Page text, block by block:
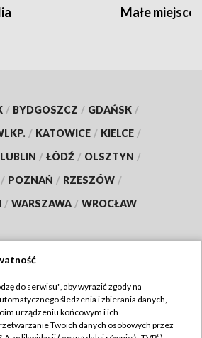
Małe
/ BYDGOSZCZ / GDAŃSK /
/ KATOWICE / KIELCE /
LUBLIN / ŁÓDŹ / OLSZTYN /
/ POZNAŃ / RZESZÓW /
/ WARSZAWA / WROCŁAW
TVP
Regulamin TVP
do serwisu", aby wyrazić zgody na
śledzenia i zbierania danych,
urządzeniu końcowym i ich
Twoich danych osobowych przez